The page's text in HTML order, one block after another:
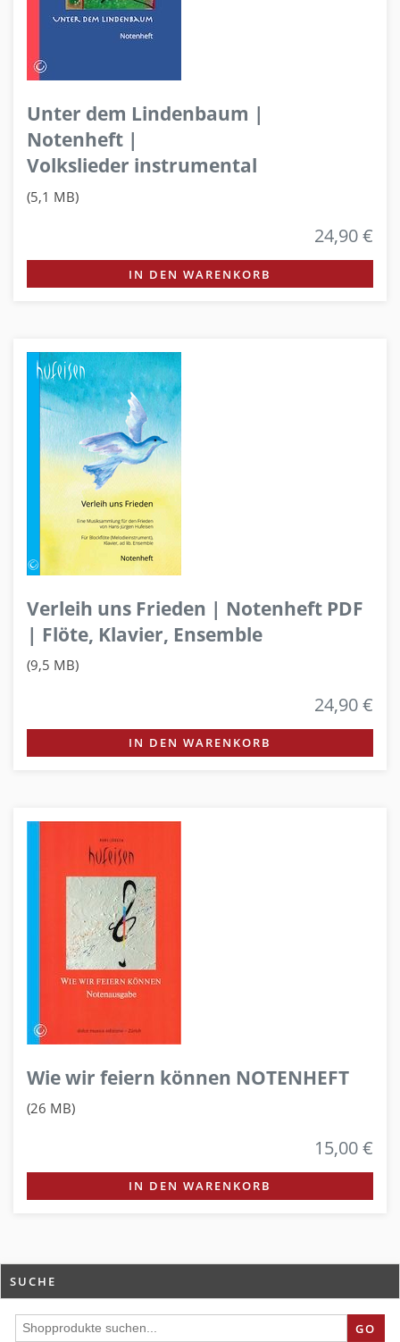
Unter dem Lindenbaum |
Notenheft |
Volkslieder instrumental
(5,1 MB)
24,90 €
IN DEN WARENKORB
Verleih uns Frieden | Notenheft PDF
| Flöte, Klavier, Ensemble
(9,5 MB)
24,90 €
IN DEN WARENKORB
Wie wir feiern können NOTENHEFT
(26 MB)
15,00 €
IN DEN WARENKORB
SUCHE
GO